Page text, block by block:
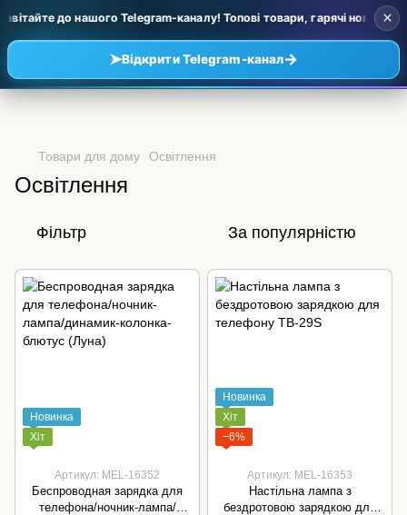
до нашого Telegram-каналу! Топові товари, гарячі новинки
➤Відкрити Telegram-канал→
×
Товари для дому Освітлення
Освітлення
Фільтр За популярністю
Новинка
Хіт
Артикул: MEL-16352
Беспроводная зарядка для
телефона/ночник-лампа/
Новинка
Хіт
−6%
Артикул: MEL-16353
Настільна лампа з
бездротовою зарядкою для